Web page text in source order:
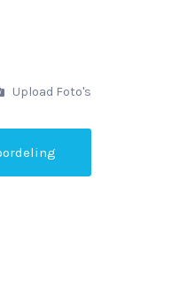
Upload Foto's